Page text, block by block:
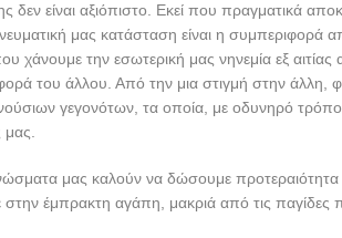
δεν είναι αξιόπιστο. Εκεί που πραγματικά
μας κατάσταση είναι η συμπεριφορά
χάνουμε την εσωτερική μας νηνεμία εξ
του άλλου. Από την μια στιγμή στην άλλη,
γεγονότων, τα οποία, με οδυνηρό
μας.
μας καλούν να δώσουμε προτεραιότητα
έμπρακτη αγάπη, μακριά από τις παγίδες